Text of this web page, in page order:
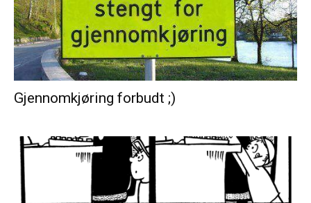
Gjennomkjøring forbudt ;)